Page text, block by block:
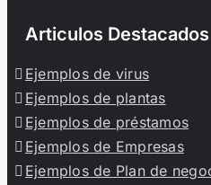
Articulos Destacados
Ejemplos de virus
Ejemplos de plantas
Ejemplos de préstamos
Ejemplos de Empresas
Ejemplos de Plan de